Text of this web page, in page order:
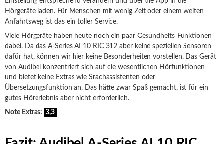
Hörgeräte laden. Für Menschen mit wenig Zeit oder einem weiten
Anfahrtsweg ist das ein toller Service.
Viele Hörgeräte haben heute noch ein paar Gesundheits-Funktionen
dabei. Da das A-Series AI 10 RIC 312 aber keine speziellen Sensoren
dafür hat, können wir hier keine Besonderheiten vorstellen. Das Gerät
von Audibel konzentriert sich auf die wesentlichen Hörfunktionen
und bietet keine Extras wie Srachassistenten oder
Übersetzungsfunktion an. Das hätte zwar Spaß gemacht, ist für ein
gutes Hörerlebnis aber nicht erforderlich.
Note Extras: 3,3